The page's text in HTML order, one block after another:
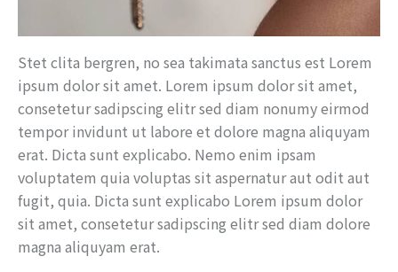
Stet clita bergren, no sea takimata sanctus est Lorem
ipsum dolor sit amet. Lorem ipsum dolor sit amet,
consetetur sadipscing elitr sed diam nonumy eirmod
tempor invidunt ut labore et dolore magna aliquyam
erat. Dicta sunt explicabo. Nemo enim ipsam
voluptatem quia voluptas sit aspernatur aut odit aut
fugit, quia. Dicta sunt explicabo Lorem ipsum dolor
sit amet, consetetur sadipscing elitr sed diam dolore
magna aliquyam erat.